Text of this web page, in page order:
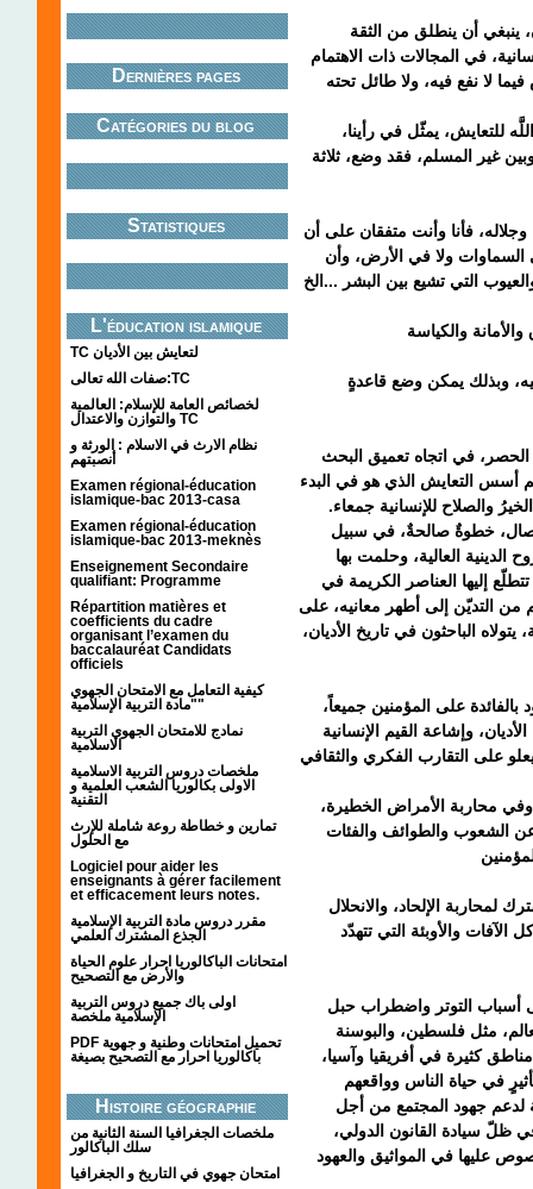
Dernières pages
Catégories du blog
Statistiques
L'éducation islamique
TC لتعايش بين الأديان
صفات الله تعالى:TC
لخصائص العامة للإسلام: العالمية
والتوازن والاعتدال TC
نظام الارث في الاسلام : الورثة و
أنصبتهم
Examen régional-éducation
islamique-bac 2013-casa
Examen régional-éducation
islamique-bac 2013-meknès
Enseignement Secondaire
qualifiant: Programme
Répartition matières et
coefficients du cadre
organisant l’examen du
baccalauréat Candidats
officiels
كيفية التعامل مع الامتحان الجهوي
"مادة التربية الإسلامية"
نمادج للامتحان الجهوي التربية
الاسلامية
ملخصات دروس التربية الاسلامية
الاولى بكالوريا الشعب العلمية و
التقنية
تمارين و خطاطة روعة شاملة للإرث
مع الحلول
Logiciel pour aider les
enseignants à gérer facilement
et efficacement leurs notes.
مقرر دروس مادة التربية الإسلامية
الجذع المشترك العلمي
امتحانات الباكالوريا احرار علوم الحياة
والأرض مع التصحيح
اولى باك جميع دروس التربية
الإسلامية ملخصة
PDF تحميل امتحانات وطنية و جهوية
باكالوريا احرار مع التصحيح بصيغة
Histoire géographie
ملخصات الجغرافيا السنة الثانية من
سلك الباكالور
امتحان جهوي في التاريخ و الجغرافيا
ينبغي أن ينطلق من الثقة
في المجالات ذات الاهتمام
للتعايش، يمثّل في رأينا،
غير المسلم، فقد وضع، ثلاثة
فأنا وأنت متفقان على أن
ولا في الأرض، وأن
والكياسة
وبذلك يمكن وضع قاعدةٍ
في اتجاه تعميق البحث
أسس التعايش الذي هو في البدء
والصلاح للإنسانية جمعاء.
خطوةٌ صالحةٌ، في سبيل
الدينية العالية، وحلمت بها
إليها العناصر الكريمة في
من التديّن إلى أطهر معانيه، على
الباحثون في تاريخ الأديان،
على المؤمنين جميعاً،
وإشاعة القيم الإنسانية
وفي محاربة الأمراض الخطيرة،
الشعوب والطوائف والفئات
لمحاربة الإلحاد، والانحلال
والأوبئة التي تتهدّد
أسباب التوتر واضطراب حبل
مثل فلسطين، والبوسنة
كثيرة في أفريقيا وآسيا،
في حياة الناس وواقعهم
لدعم جهود المجتمع من أجل
ظلّ سيادة القانون الدولي،
عليها في المواثيق والعهود